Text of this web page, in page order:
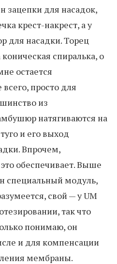
для насадок,
крест-накрест, а у
для насадки. Торец
спиралька, о
остается
просто для
из
натягиваются на
и его выход
Впрочем,
обеспечивает. Выше
специальный модуль,
свой — у UM
так что
понимаю, он
и для компенсации
мембраны.